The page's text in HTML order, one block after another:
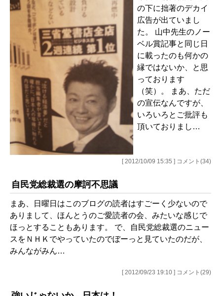
の下に拙著のデカイ
広告が出ていまし
た。 山中先生のノー
ベル賞記事と同じ日
に載ったのも何かの
縁ではないか、と思
っております
（笑）。 まあ、ただ
の宣伝なんですが、
いろいろとご批評も
頂いておりまし…
[ 2012/10/09 15:35 ] コメント(34)
自民党総裁選の摩訶不思議
まあ、日曜日はこのブログの読者はすごーく少ないので
ありまして、ほんとうのご愛読者の会、みたいな感じで
ほっとすることもあります。 で、自民党総裁選のニュー
スをＮＨＫでやっていたのでぼーっと見ていたのだが、
みんながみん…
[ 2012/09/23 19:10 ] コメント(29)